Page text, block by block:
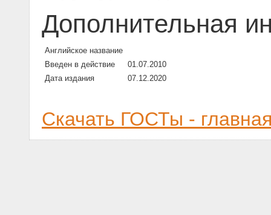
Дополнительная
Английское название
Введен в действие
01.07.2010
Дата издания
07.12.2020
Скачать ГОСТы -